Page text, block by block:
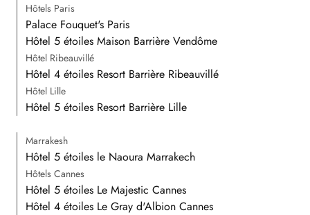
Hôtels Paris
Palace Fouquet's Paris
Hôtel 5 étoiles Maison Barrière Vendôme
Hôtel Ribeauvillé
Hôtel 4 étoiles Resort Barrière Ribeauvillé
Hôtel Lille
Hôtel 5 étoiles Resort Barrière Lille
Marrakesh
Hôtel 5 étoiles le Naoura Marrakech
Hôtels Cannes
Hôtel 5 étoiles Le Majestic Cannes
Hôtel 4 étoiles Le Gray d'Albion Cannes